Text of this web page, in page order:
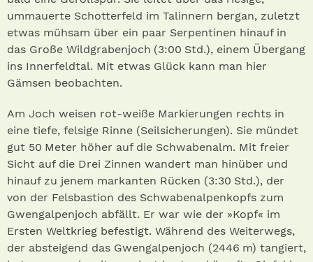
ummauerte Schotterfeld im Talinnern bergan, zuletzt
etwas mühsam über ein paar Serpentinen hinauf in
das Große Wildgrabenjoch (3:00 Std.), einem Übergang
ins Innerfeldtal. Mit etwas Glück kann man hier
Gämsen beobachten.
Am Joch weisen rot-weiße Markierungen rechts in
eine tiefe, felsige Rinne (Seilsicherungen). Sie mündet
gut 50 Meter höher auf die Schwabenalm. Mit freier
Sicht auf die Drei Zinnen wandert man hinüber und
hinauf zu jenem markanten Rücken (3:30 Std.), der
von der Felsbastion des Schwabenalpenkopfs zum
Gwengalpenjoch abfällt. Er war wie der »Kopf« im
Ersten Weltkrieg befestigt. Während des Weiterwegs,
der absteigend das Gwengalpenjoch (2446 m) tangiert,